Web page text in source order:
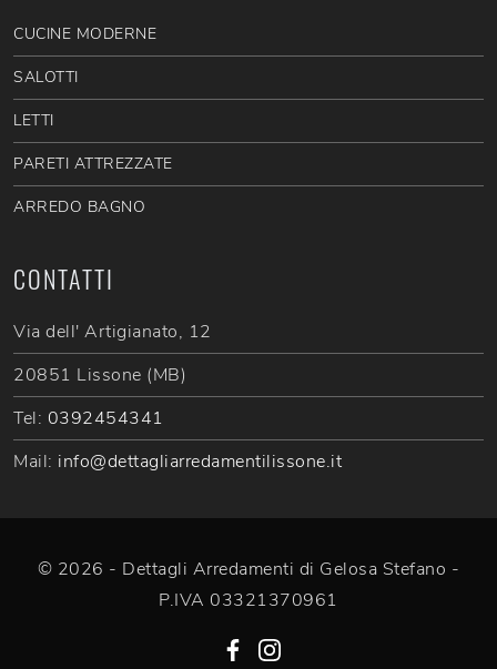
CUCINE MODERNE
SALOTTI
LETTI
PARETI ATTREZZATE
ARREDO BAGNO
CONTATTI
Via dell' Artigianato, 12
20851 Lissone (MB)
Tel: 0392454341
Mail: info@dettagliarredamentilissone.it
© 2026 - Dettagli Arredamenti di Gelosa Stefano -
P.IVA 03321370961